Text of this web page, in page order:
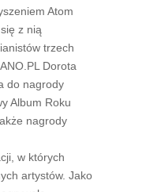
Atom
z nią
trzech
Dorota
do nagrody
Album Roku
nagrody
w których
artystów. Jako